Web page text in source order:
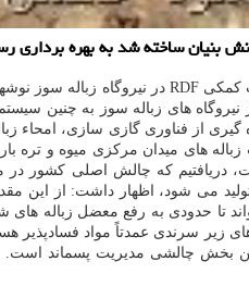
های زباله سوز به چنین
این نیروگاه با بهره گیری از فناوری
شرکت اظهار داشت: تا قبل از سال ۱۳۹۹ تمرکز ما بر روی
دریافتیم که چالش اصلی کشور
تا حدودی به رفع معضل زباله
سرندی عمدتاً مواد فسادپذیر
ترین بخش چالشی مدیریت